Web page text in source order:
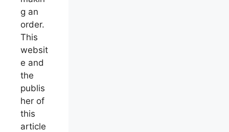
g an
order.
This
websit
e and
the
publis
her of
this
article